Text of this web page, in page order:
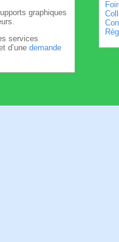
graphiques
services
d’une demande